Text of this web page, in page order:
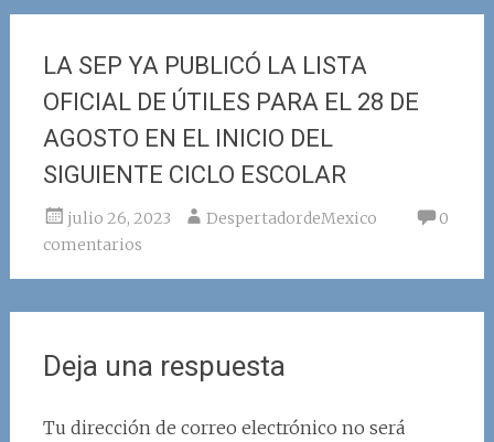
LA SEP YA PUBLICÓ LA LISTA
OFICIAL DE ÚTILES PARA EL 28 DE
AGOSTO EN EL INICIO DEL
SIGUIENTE CICLO ESCOLAR
julio 26, 2023 DespertadordeMexico
0
comentarios
Deja una respuesta
Tu dirección de correo electrónico no será